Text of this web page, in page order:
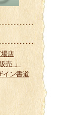
店
売 」
イン書道